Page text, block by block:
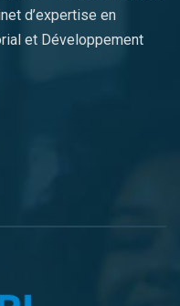
d’expertise en
et Développement